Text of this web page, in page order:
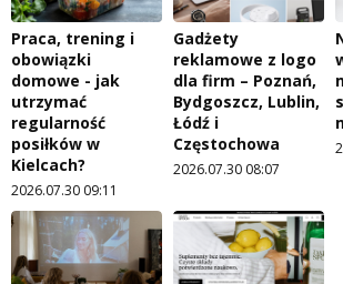
Praca, trening i
obowiązki
domowe - jak
utrzymać
regularność
posiłków w
Kielcach?
2026.07.30 09:11
Gadżety
reklamowe z logo
dla firm – Poznań,
Bydgoszcz, Lublin,
Łódź i
Częstochowa
2026.07.30 08:07